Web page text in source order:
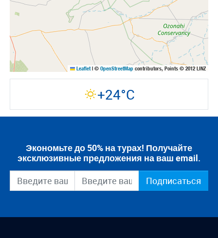
Leaflet | ©OpenStreetMap contributors, Points © 2012 LINZ
+24°C
Экономьте до 50% на турах! Получайте
эксклюзивные предложения на ваш email.
Подписаться